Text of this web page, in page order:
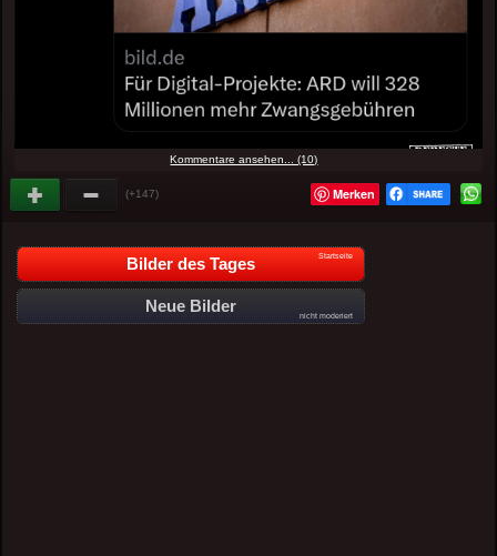
Kommentare ansehen... (10)
(+147) Merken
Bilder des Tages Startseite
Neue Bilder
nicht moderiert